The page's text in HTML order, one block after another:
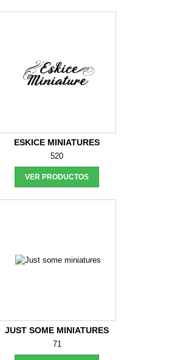
ESKICE MINIATURES
520
VER PRODUCTOS
JUST SOME MINIATURES
71